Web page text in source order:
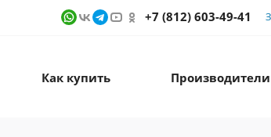
+7 (812) 603-49-41
Как купить Производители